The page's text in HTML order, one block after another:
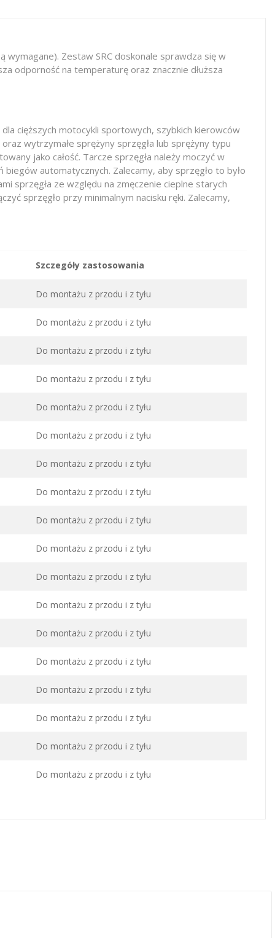
wymagane). Zestaw SRC doskonale sprawdza się w
odporność na temperaturę oraz znacznie dłuższa
cięższych motocykli sportowych, szybkich kierowców
wytrzymałe sprężyny sprzęgła lub sprężyny typu
jako całość. Tarcze sprzęgła należy moczyć w
automatycznych. Zalecamy, aby sprzęgło to było
sprzęgła ze względu na zmęczenie cieplne starych
sprzęgło przy minimalnym nacisku ręki. Zalecamy,
Szczegóły zastosowania
Do montażu z przodu i z tyłu
Do montażu z przodu i z tyłu
Do montażu z przodu i z tyłu
Do montażu z przodu i z tyłu
Do montażu z przodu i z tyłu
Do montażu z przodu i z tyłu
Do montażu z przodu i z tyłu
Do montażu z przodu i z tyłu
Do montażu z przodu i z tyłu
Do montażu z przodu i z tyłu
Do montażu z przodu i z tyłu
Do montażu z przodu i z tyłu
Do montażu z przodu i z tyłu
Do montażu z przodu i z tyłu
Do montażu z przodu i z tyłu
Do montażu z przodu i z tyłu
Do montażu z przodu i z tyłu
Do montażu z przodu i z tyłu